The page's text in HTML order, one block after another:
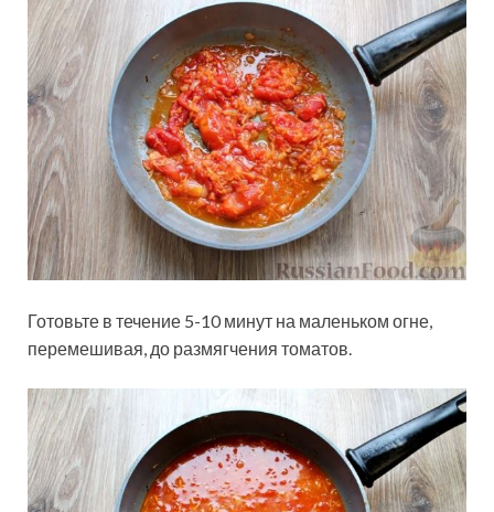
Готовьте в течение 5-10 минут на маленьком огне,
перемешивая, до размягчения томатов.